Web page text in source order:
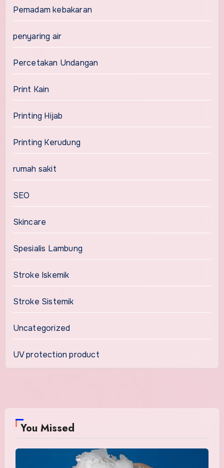
Pemadam kebakaran
penyaring air
Percetakan Undangan
Print Kain
Printing Hijab
Printing Kerudung
rumah sakit
SEO
Skincare
Spesialis Lambung
Stroke Iskemik
Stroke Sistemik
Uncategorized
UV protection product
You Missed